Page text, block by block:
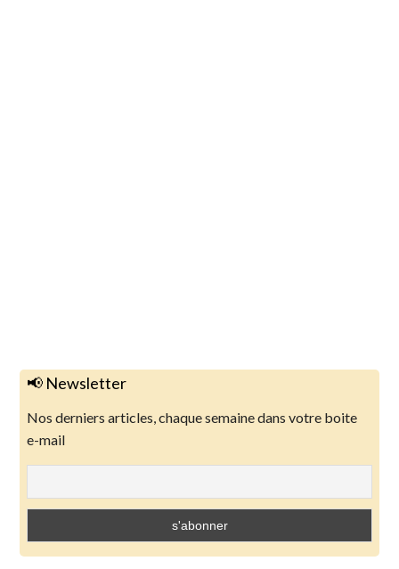
📢 Newsletter
Nos derniers articles, chaque semaine dans votre boite
e-mail